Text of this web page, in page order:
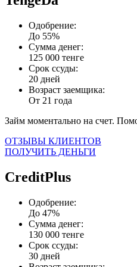
Одобрение:
До 55%
Сумма денег:
125 000 тенге
Срок ссуды:
20 дней
Возраст заемщика:
От 21 года
Займ моментально на счет.
ОТЗЫВЫ КЛИЕНТОВ
ПОЛУЧИТЬ ДЕНЬГИ
CreditPlus
Одобрение:
До 47%
Сумма денег:
130 000 тенге
Срок ссуды:
30 дней